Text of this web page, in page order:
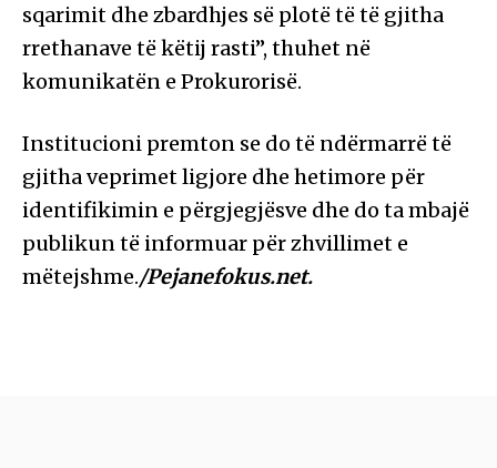
sqarimit dhe zbardhjes së plotë të të gjitha
rrethanave të këtij rasti”, thuhet në
komunikatën e Prokurorisë.
Institucioni premton se do të ndërmarrë të
gjitha veprimet ligjore dhe hetimore për
identifikimin e përgjegjësve dhe do ta mbajë
publikun të informuar për zhvillimet e
mëtejshme./Pejanefokus.net.